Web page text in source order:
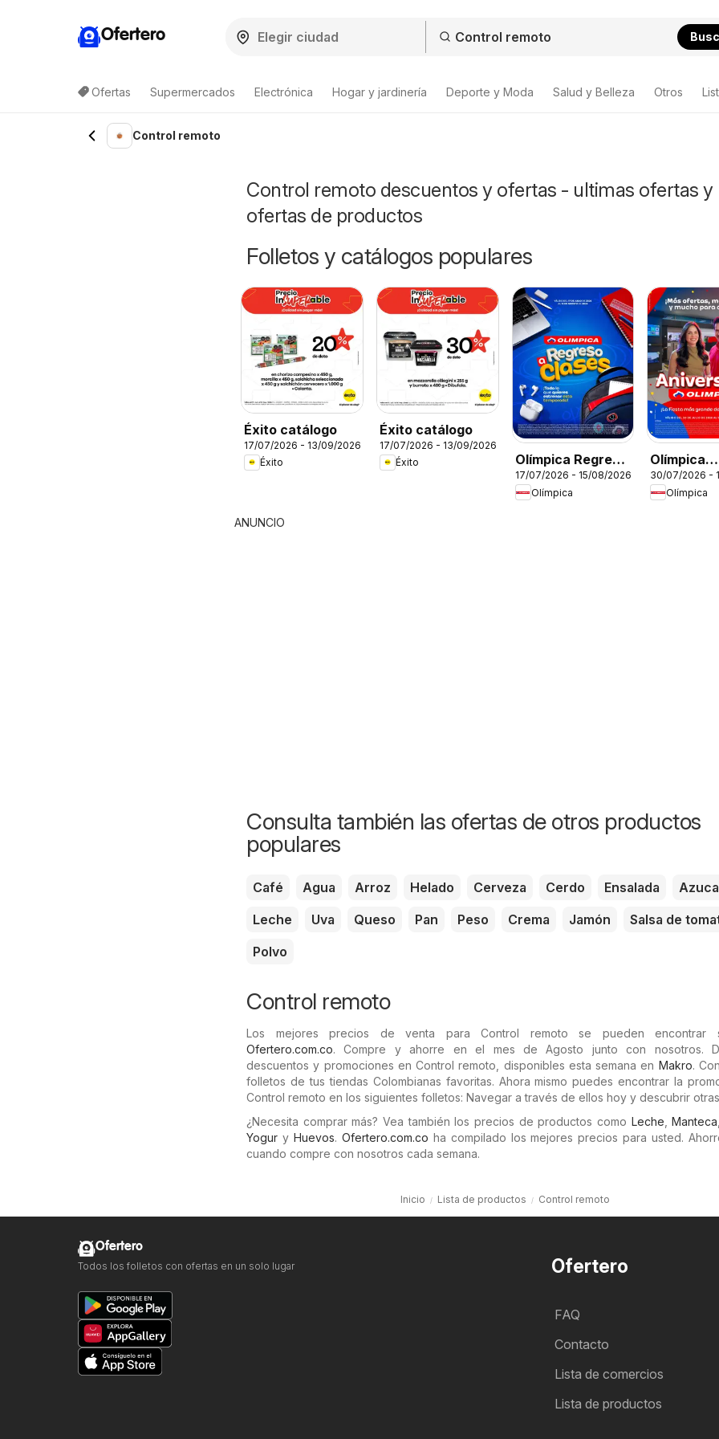
Ofertero
Ofertas Supermercados Electrónica Hogar y jardinería Deporte y Moda Salud y Belleza Otros
Control remoto
Control remoto descuentos y ofertas - ultimas ofertas y
ofertas de productos
Folletos y catálogos populares
Éxito catálogo
17/07/2026 - 13/09/2026
Éxito
Éxito catálogo
17/07/2026 - 13/09/2026
Éxito
Olímpica Regreso
a clases
17/07/2026 - 15/08/2026
Olímpica
Olímpica
Ofertas
30/07/2026 -
Olímpica
ANUNCIO
Consulta también las ofertas de otros productos
populares
Café Agua Arroz Helado Cerveza Cerdo Ensalada
Leche
Uva Queso Pan Peso Crema Jamón
Salsa de
Polvo
Control remoto
Los mejores precios de venta para Control remoto se pueden encontrar
Ofertero.com.co. Compre y ahorre en el mes de Agosto junto con nosotros.
descuentos y promociones en Control remoto, disponibles esta semana en Makro.
folletos de tus tiendas Colombianas favoritas. Ahora mismo puedes encontrar la
Control remoto en los siguientes folletos: Navegar a través de ellos hoy y descubrir
¿Necesita comprar más? Vea también los precios de productos como Leche,Manteca
Yogur y Huevos. Ofertero.com.co ha compilado los mejores precios para usted.
cuando compre con nosotros cada semana.
Inicio Lista de productos Control remoto
Ofertero
FAQ
Contacto
Lista de comercios
Lista de productos
Ofertero
Todos los folletos con ofertas en un solo lugar